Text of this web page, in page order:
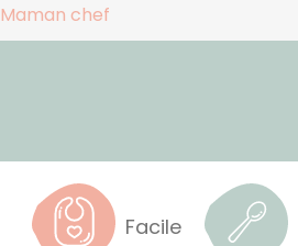
Maman chef
Facile